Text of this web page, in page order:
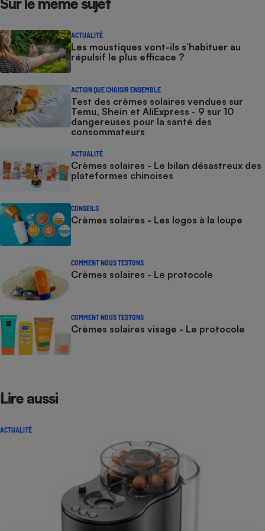
ACTUALITÉ
Les moustiques vont-ils s’habituer au
répulsif le plus efficace ?
ACTION QUE CHOISIR ENSEMBLE
Test des crèmes solaires vendues sur
Temu, Shein et AliExpress - 9 sur 10
dangereuses pour la santé des
consommateurs
ACTUALITÉ
Crèmes solaires - Le bilan désastreux des
plateformes chinoises
CONSEILS
Crèmes solaires - Les logos à la loupe
COMMENT NOUS TESTONS
Crèmes solaires - Le protocole
COMMENT NOUS TESTONS
Crèmes solaires visage - Le protocole
Lire aussi
ACTUALITÉ